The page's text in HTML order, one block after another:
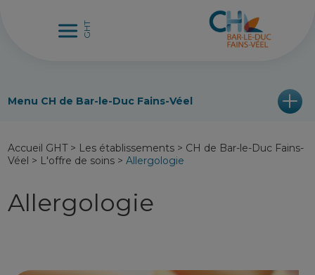
Menu CH de Bar-le-Duc Fains-Véel
Accueil GHT > Les établissements > CH de Bar-le-Duc Fains-
Véel > L'offre de soins >Allergologie
Allergologie